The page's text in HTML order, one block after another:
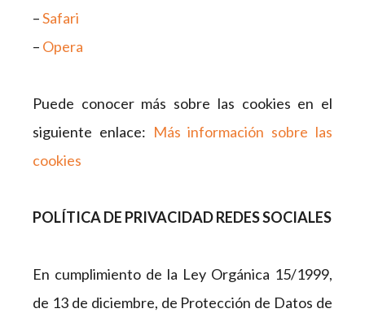
–Safari
– Opera
Puede conocer más sobre las cookies en el
siguiente enlace: Más información sobre las
cookies
POLÍTICA DE PRIVACIDAD REDES SOCIALES
En cumplimiento de la Ley Orgánica 15/1999,
de 13 de diciembre, de Protección de Datos de